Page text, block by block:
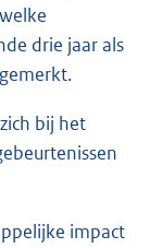
drie jaar als
bij het
impact